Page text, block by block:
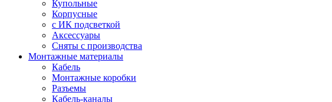
Купольные
Корпусные
c ИК подсветкой
Аксессуары
Сняты с производства
Монтажные материалы
Кабель
Монтажные коробки
Разъемы
Кабель-каналы